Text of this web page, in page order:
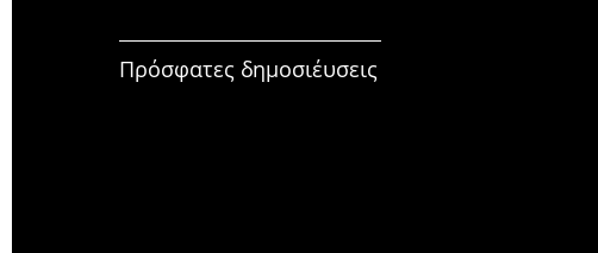
Πρόσφατες δημοσιέυσεις